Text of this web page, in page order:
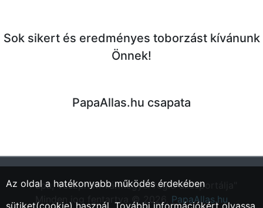
Sok sikert és eredményes toborzást kívánunk
Önnek!
PapaAllas.hu csapata
"Pápa, Veszprém vármegyei régió állásportálja"
Minden jog fentartva © 2026. PapaAllas.hu
Az oldal a hatékonyabb működés érdekében
sütiket(cookie) használ. További információkért olvassa